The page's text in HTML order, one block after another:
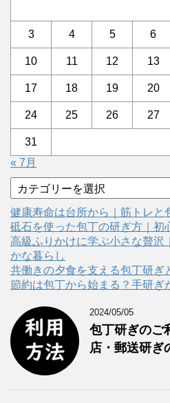
3 4 5 6
10 11 12 13
17 18 19 20
24 25 26 27
31
« 7月
テ
ゴ
リ
ー
健康寿命は台所から｜筋トレと
砥石を使った包丁の研ぎ方｜初
高級ふりかけに学ぶ小さな贅沢
かな暮らし
共働きの夕食を支える包丁研ぎ
節約は包丁から始まる？手研ぎ
2024/05/05
包丁研ぎのご
店・郵送研ぎ